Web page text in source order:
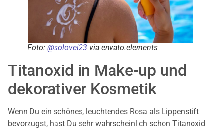
Foto: @solovei23 via envato.elements
Titanoxid in Make-up und
dekorativer Kosmetik
Wenn Du ein schönes, leuchtendes Rosa als Lippenstift
bevorzugst, hast Du sehr wahrscheinlich schon Titanoxid